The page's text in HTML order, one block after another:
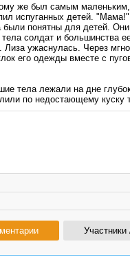
же был самым
испуганных детей.
понятны для детей.
солдат и большинства
ужаснулась. Через
его одежды вместе с
тела лежали на дне
по недостающему куску
Участники